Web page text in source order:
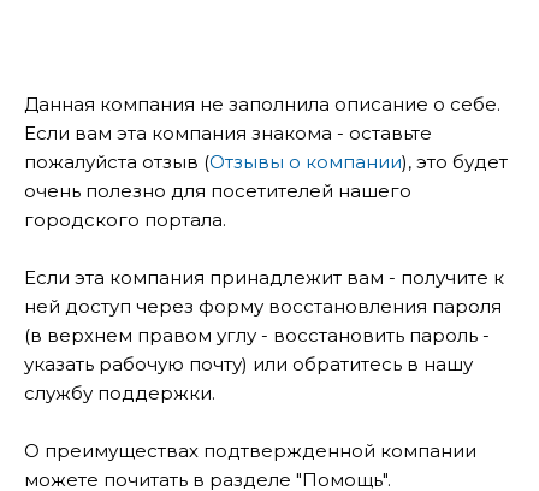
Данная компания не заполнила описание о себе.
Если вам эта компания знакома - оставьте
пожалуйста отзыв (Отзывы о компании), это будет
очень полезно для посетителей нашего
городского портала.
Если эта компания принадлежит вам - получите к
ней доступ через форму восстановления пароля
(в верхнем правом углу - восстановить пароль -
указать рабочую почту) или обратитесь в нашу
службу поддержки.
О преимуществах подтвержденной компании
можете почитать в разделе "Помощь".